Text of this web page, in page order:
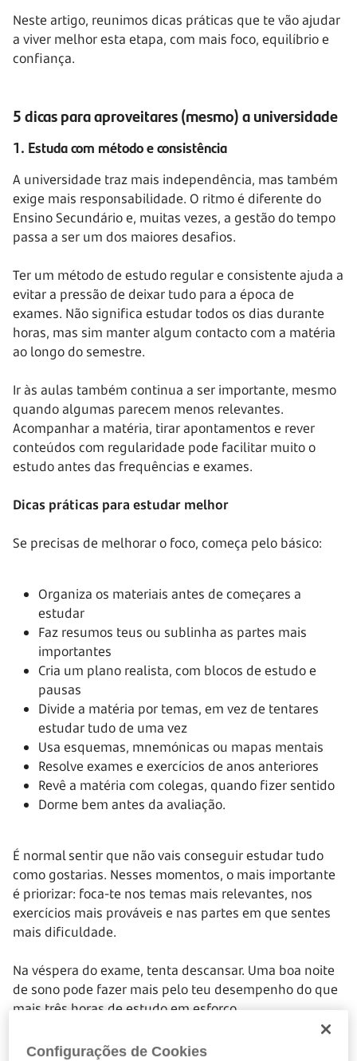
Neste artigo, reunimos dicas práticas que te vão ajudar
a viver melhor esta etapa, com mais foco, equilíbrio e
confiança.
5 dicas para aproveitares (mesmo) a universidade
1. Estuda com método e consistência
A universidade traz mais independência, mas também
exige mais responsabilidade. O ritmo é diferente do
Ensino Secundário e, muitas vezes, a gestão do tempo
passa a ser um dos maiores desafios.
Ter um método de estudo regular e consistente ajuda a
evitar a pressão de deixar tudo para a época de
exames. Não significa estudar todos os dias durante
horas, mas sim manter algum contacto com a matéria
ao longo do semestre.
Ir às aulas também continua a ser importante, mesmo
quando algumas parecem menos relevantes.
Acompanhar a matéria, tirar apontamentos e rever
conteúdos com regularidade pode facilitar muito o
estudo antes das frequências e exames.
Dicas práticas para estudar melhor
Se precisas de melhorar o foco, começa pelo básico:
Organiza os materiais antes de começares a
estudar
Faz resumos teus ou sublinha as partes mais
importantes
Cria um plano realista, com blocos de estudo e
pausas
Divide a matéria por temas, em vez de tentares
estudar tudo de uma vez
Usa esquemas, mnemónicas ou mapas mentais
Resolve exames e exercícios de anos anteriores
Revê a matéria com colegas, quando fizer sentido
Dorme bem antes da avaliação.
É normal sentir que não vais conseguir estudar tudo
como gostarias. Nesses momentos, o mais importante
é priorizar: foca-te nos temas mais relevantes, nos
exercícios mais prováveis e nas partes em que sentes
mais dificuldade.
Na véspera do exame, tenta descansar. Uma boa noite
de sono pode fazer mais pelo teu desempenho do que
mais três horas de estudo em esforço.
2. Aproveita as atividades extracurriculares
Configurações de Cookies